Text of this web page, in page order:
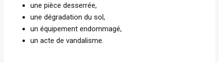
une pièce desserrée,
une dégradation du sol,
un équipement endommagé,
un acte de vandalisme.